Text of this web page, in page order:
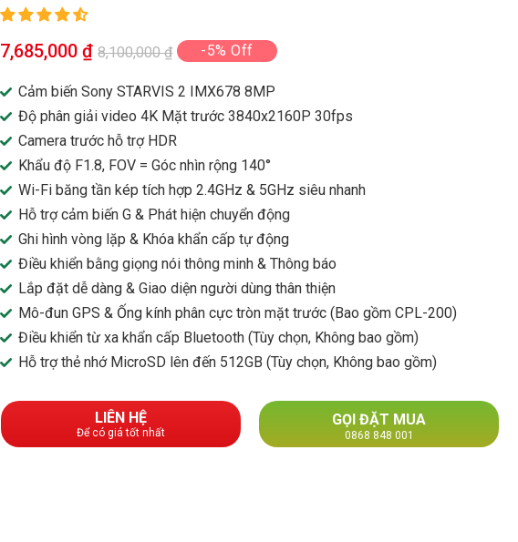
Sale
price
7,685,000 ₫ Regular
8,100,000 ₫ -5% Off
Cảm biến Sony STARVIS 2 IMX678 8MP
Độ phân giải video 4K Mặt trước 3840x2160P 30fps
Camera trước hỗ trợ HDR
Khẩu độ F1.8, FOV = Góc nhìn rộng 140°
Wi-Fi băng tần kép tích hợp 2.4GHz & 5GHz siêu nhanh
Hỗ trợ cảm biến G & Phát hiện chuyển động
Ghi hình vòng lặp & Khóa khẩn cấp tự động
Điều khiển bằng giọng nói thông minh & Thông báo
Lắp đặt dễ dàng & Giao diện người dùng thân thiện
Mô-đun GPS & Ống kính phân cực tròn mặt trước (Bao gồm CPL-200)
Điều khiển từ xa khẩn cấp Bluetooth (Tùy chọn, Không bao gồm)
Hỗ trợ thẻ nhớ MicroSD lên đến 512GB (Tùy chọn, Không bao gồm)
LIÊN HỆ
Để có giá tốt nhất
GỌI ĐẶT MUA
0868 848 001